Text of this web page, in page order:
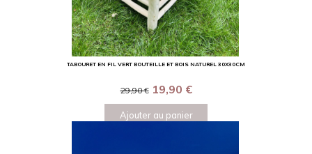
TABOURET EN FIL VERT BOUTEILLE ET BOIS NATUREL 30X30CM
29,90€ 19,90 €
Ajouter au panier